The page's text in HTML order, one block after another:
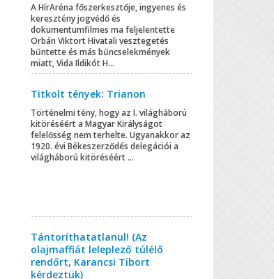
A HírAréna főszerkesztője, ingyenes és
keresztény jogvédő és
dokumentumfilmes ma feljelentette
Orbán Viktort Hivatali vesztegetés
bűntette és más bűncselekmények
miatt, Vida Ildikót H...
Titkolt tények: Trianon
Történelmi tény, hogy az I. világháború
kitöréséért a Magyar Királyságot
felelősség nem terhelte. Ugyanakkor az
1920. évi Békeszerződés delegációi a
világháború kitöréséért ...
Tántoríthatatlanul! (Az
olajmaffiát leleplező túlélő
rendőrt, Karancsi Tibort
kérdeztük)